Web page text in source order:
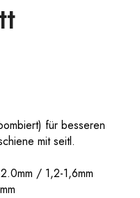
für besseren
mit seitl.
/ 1,2-1,6mm